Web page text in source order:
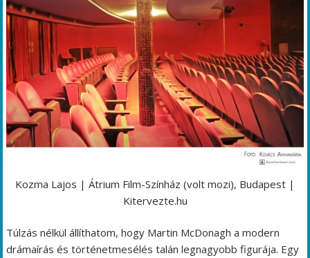
Kozma Lajos | Átrium Film-Színház (volt mozi), Budapest |
Kitervezte.hu
Túlzás nélkül állíthatom, hogy Martin McDonagh a modern
drámaírás és történetmesélés talán legnagyobb figurája. Egy